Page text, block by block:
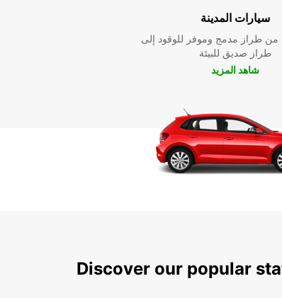
سيارات المدينة
من طراز مدمج وموفر للوقود إلى
طراز صديق للبيئة
شاهد المزيد
Discover our popular